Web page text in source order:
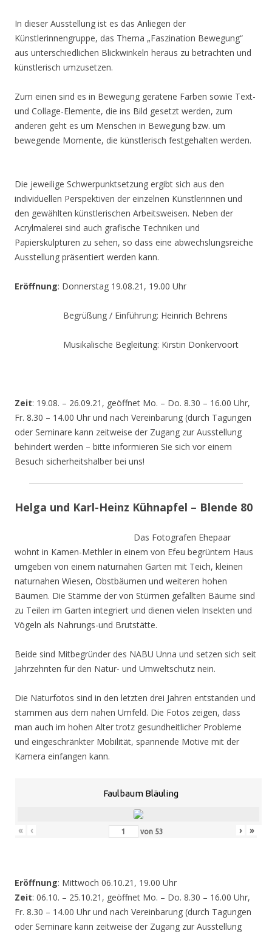
In dieser Ausstellung ist es das Anliegen der
Künstlerinnengruppe, das Thema „Faszination Bewegung“
aus unterschiedlichen Blickwinkeln heraus zu betrachten und
künstlerisch umzusetzen.
Zum einen sind es in Bewegung geratene Farben sowie Text-
und Collage-Elemente, die ins Bild gesetzt werden, zum
anderen geht es um Menschen in Bewegung bzw. um
bewegende Momente, die künstlerisch festgehalten werden.
Die jeweilige Schwerpunktsetzung ergibt sich aus den
individuellen Perspektiven der einzelnen Künstlerinnen und
den gewählten künstlerischen Arbeitsweisen. Neben der
Acrylmalerei sind auch grafische Techniken und
Papierskulpturen zu sehen, so dass eine abwechslungsreiche
Ausstellung präsentiert werden kann.
Eröffnung: Donnerstag 19.08.21, 19.00 Uhr
Begrüßung / Einführung: Heinrich Behrens
Musikalische Begleitung: Kirstin Donkervoort
Zeit: 19.08. – 26.09.21, geöffnet Mo. – Do. 8.30 – 16.00 Uhr,
Fr. 8.30 – 14.00 Uhr und nach Vereinbarung (durch Tagungen
oder Seminare kann zeitweise der Zugang zur Ausstellung
behindert werden – bitte informieren Sie sich vor einem
Besuch sicherheitshalber bei uns!
Helga und Karl-Heinz Kühnapfel – Blende 80
Das Fotografen Ehepaar
wohnt in Kamen-Methler in einem von Efeu begrüntem Haus
umgeben von einem naturnahen Garten mit Teich, kleinen
naturnahen Wiesen, Obstbäumen und weiteren hohen
Bäumen. Die Stämme der von Stürmen gefällten Bäume sind
zu Teilen im Garten integriert und dienen vielen Insekten und
Vögeln als Nahrungs-und Brutstätte.
Beide sind Mitbegründer des NABU Unna und setzen sich seit
Jahrzehnten für den Natur- und Umweltschutz nein.
Die Naturfotos sind in den letzten drei Jahren entstanden und
stammen aus dem nahen Umfeld. Die Fotos zeigen, dass
man auch im hohen Alter trotz gesundheitlicher Probleme
und eingeschränkter Mobilität, spannende Motive mit der
Kamera einfangen kann.
Faulbaum Bläuling
« ‹ von 53 › »
Eröffnung: Mittwoch 06.10.21, 19.00 Uhr
Zeit: 06.10. – 25.10.21, geöffnet Mo. – Do. 8.30 – 16.00 Uhr,
Fr. 8.30 – 14.00 Uhr und nach Vereinbarung (durch Tagungen
oder Seminare kann zeitweise der Zugang zur Ausstellung